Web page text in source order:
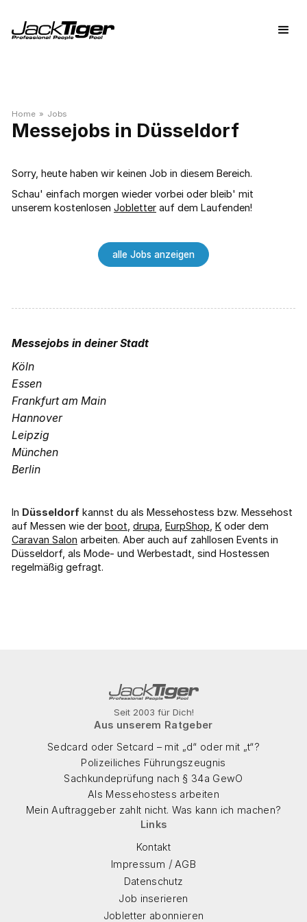
Home » Jobs
Messejobs in Düsseldorf
Sorry, heute haben wir keinen Job in diesem Bereich.
Schau' einfach morgen wieder vorbei oder bleib' mit
unserem kostenlosen Jobletter auf dem Laufenden!
alle Jobs anzeigen
Messejobs in deiner Stadt
Köln
Essen
Frankfurt am Main
Hannover
Leipzig
München
Berlin
In Düsseldorf kannst du als Messehostess bzw. Messehost
auf Messen wie der boot drupa EurpShop K oder dem
Caravan Salon arbeiten. Aber auch auf zahllosen Events in
Düsseldorf, als Mode- und Werbestadt, sind Hostessen
regelmäßig gefragt.
Seit 2003 für Dich!
Aus unserem Ratgeber
Sedcard oder Setcard – mit „d“ oder mit „t“?
Polizeiliches Führungszeugnis
Sachkundeprüfung nach § 34a GewO
Als Messehostess arbeiten
Mein Auftraggeber zahlt nicht. Was kann ich machen?
Links
Kontakt
Impressum / AGB
Datenschutz
Job inserieren
Jobletter abonnieren